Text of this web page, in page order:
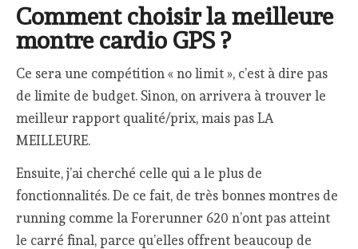
Comment choisir la meilleure
montre cardio GPS ?
Ce sera une compétition « no limit », c’est à dire pas
de limite de budget. Sinon, on arrivera à trouver le
meilleur rapport qualité/prix, mais pas LA
MEILLEURE.
Ensuite, j’ai cherché celle qui a le plus de
fonctionnalités. De ce fait, de très bonnes montres de
running comme la Forerunner 620 n’ont pas atteint
le carré final, parce qu’elles offrent beaucoup de